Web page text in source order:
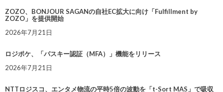
ZOZO、BONJOUR SAGANの自社EC拡大に向け「Fulfillment by
ZOZO」を提供開始
2026年7月21日
ロジポケ、「パスキー認証（MFA）」機能をリリース
2026年7月21日
NTTロジスコ、エンタメ物流の平時5倍の波動を「t-Sort MAS」で吸収